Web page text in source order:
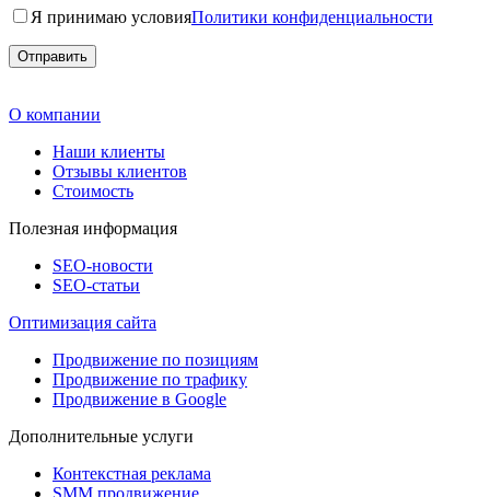
Я принимаю условияПолитики конфиденциальности
О компании
Наши клиенты
Отзывы клиентов
Стоимость
Полезная информация
SEO-новости
SEO-cтатьи
Оптимизация сайта
Продвижение по позициям
Продвижение по трафику
Продвижение в Google
Дополнительные услуги
Контекстная реклама
SMM продвижение